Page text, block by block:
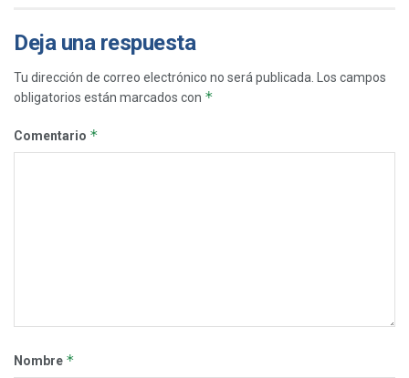
Deja una respuesta
Tu dirección de correo electrónico no será publicada. Los campos
obligatorios están marcados con *
Comentario *
Nombre *